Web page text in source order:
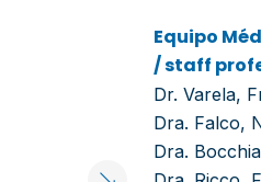
Equipo
/ staff
Dr. Varela,
Dra. Falco,
Dra.